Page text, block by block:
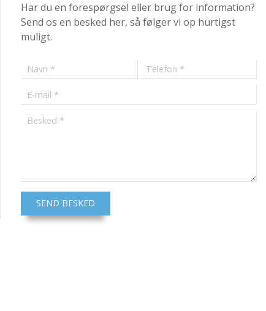
Har du en forespørgsel eller brug for information?
Send os en besked her, så følger vi op hurtigst
muligt.